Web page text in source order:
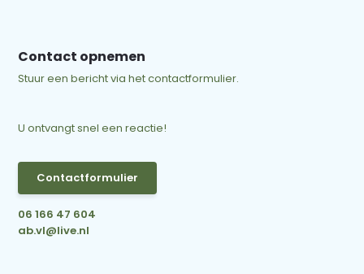
Contact opnemen
Stuur een bericht via het contactformulier.
U ontvangt snel een reactie!
Contactformulier
06 166 47 604
ab.vl@live.nl